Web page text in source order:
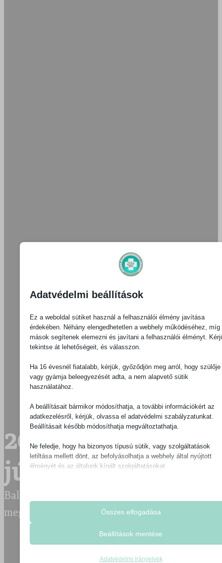
2014 június /
július
Balázs dr. Abuzant
megjegyzések
Adatvédelmi beállítások
Ez a weboldal sütiket használ a felhasználói élmény javítása
érdekében. Néhány elengedhetetlen a webhely működéséhez, míg
mások segítenek elemezni és javítani a felhasználói élményt.
tekintse át lehetőségeit, és válasszon.
Ha 16 évesnél fiatalabb, kérjük, győződjön meg arról, hogy szülője
vagy gyámja beleegyezését adta, a nem alapvető sütik
használatához.
A beállításait bármikor módosíthatja, a további információkért az
adatkezelésről, kérjük, olvassa el adatvédelmi szabályzatunkat.
Beállításait később módosíthatja megváltoztathatja.
Ne feledje, hogy ha bizonyos típusú sütik, vagy szolgáltatások
letiltása mellett dönt, az befolyásolhatja a webhely által nyújtott
élményét és az általunk kínált szolgáltatásokat.
Az alapvető sütik és szolgáltatások biztosítják az oldal
működéséhez. Ezek a sütik és szolgáltatások a GDPR szerint
Részletek megjelenítése
A statisztikai sütik és szolgáltatások felhasználási
Összes elfogadása
Beállítások mentése
Adatvédelmi irányelvek